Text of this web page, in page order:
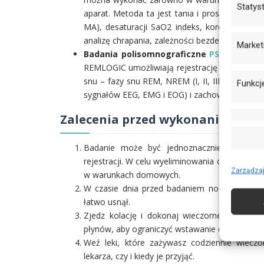
aparat. Metoda ta jest tania i prosta. Np.
MA), desaturacji SaO2 indeks, korelacji
analizę chrapania, zależności bezdechu od
Badania polisomnograficzne PSG
(klasy I
REMLOGIC umożliwiają rejestrację danych
snu – fazy snu REM, NREM (I, II, III, IV fazy
sygnałów EEG, EMG i EOG) i zachowanie się
Zalecenia przed wykonaniem
Badanie może być jednoznacznie
rejestracji. W celu wyeliminowania czynników
w warunkach domowych.
W czasie dnia przed badaniem nocnym
łatwo usnął.
Zjedz kolację i dokonaj wieczornej toalety
płynów, aby ograniczyć wstawanie do łazienki
Weź leki, które zażywasz codziennie
lekarza, czy i kiedy je przyjąć.